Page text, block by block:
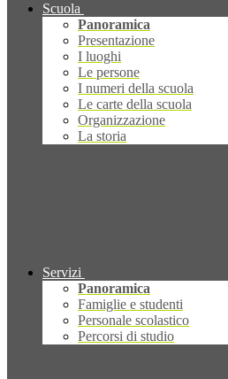
Scuola
Panoramica
Presentazione
I luoghi
Le persone
I numeri della scuola
Le carte della scuola
Organizzazione
La storia
Servizi
Panoramica
Famiglie e studenti
Personale scolastico
Percorsi di studio